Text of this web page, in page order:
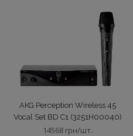
AKG Perception Wireless 45
Vocal Set BD C1 (3251H00040)
14568 грн/шт.